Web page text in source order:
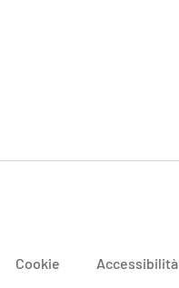
Cookie Accessibilità